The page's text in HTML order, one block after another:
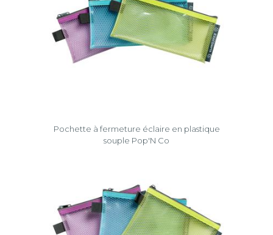
Pochette à fermeture éclaire en plastique
souple Pop'N Co